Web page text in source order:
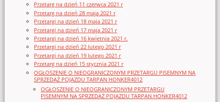
Przetarg na dzień 11 czerwca 2021 r
Przetarg na dzień 28 maja 2021 r
Przetargi na dzień 18 maja 2021 r
Przetargi na dzień 17 maja 2021 r
Przetargi na dzień 16 kwietnia 2021 r.
Przetargi na dzień 22 lutego 2021 r
Przetargi na dzień 19 lutego 2021 r
Przetarg na dzień 15 stycznia 2021 r
OGŁOSZENIE O NIEOGRANICZONYM PRZETARGU PISEMNYM NA
SPRZEDAŻ POJAZDU TARPAN HONKER4012
OGŁOSZENIE O NIEOGRANICZONYM PRZETARGU
PISEMNYM NA SPRZEDAŻ POJAZDU TARPAN HONKER4012